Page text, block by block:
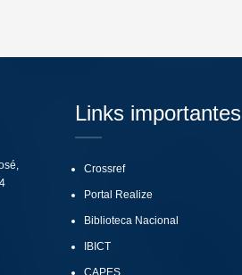
Links importantes
Crossref
Portal Realize
Biblioteca Nacional
IBICT
CAPES